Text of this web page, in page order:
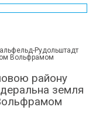
Рудольштадт
Вольфрамом
району
земля